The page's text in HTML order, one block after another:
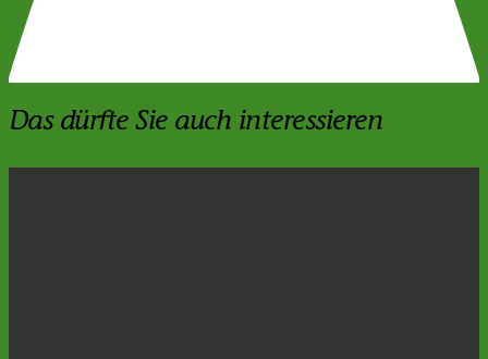
Das dürfte Sie auch interessieren